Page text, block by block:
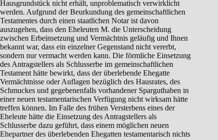
Hausgrundstück nicht erhält, unproblematisch verwirklicht
werden. Aufgrund der Beurkundung des gemeinschaftlichen
Testamentes durch einen staatlichen Notar ist davon
auszugehen, dass den Eheleuten M. die Unterscheidung
zwischen Erbeinsetzung und Vermächtnis geläufig und Ihnen
bekannt war, dass ein einzelner Gegenstand nicht vererbt,
sondern nur vermacht werden kann. Die förmliche Einsetzung
des Antragstellers als Schlusserbe im gemeinschaftlichen
Testament hätte bewirkt, dass der überlebende Ehegatte
Vermächtnisse oder Auflagen bezüglich des Hausrates, des
Schmuckes und gegebenenfalls vorhandener Sparguthaben in
einer neuen testamentarischen Verfügung nicht wirksam hätte
treffen können. Im Falle des frühen Versterbens eines der
Eheleute hätte die Einsetzung des Antragstellers als
Schlusserbe dazu geführt, dass einem möglichen neuen
Ehepartner des überlebenden Ehegatten testamentarisch nichts